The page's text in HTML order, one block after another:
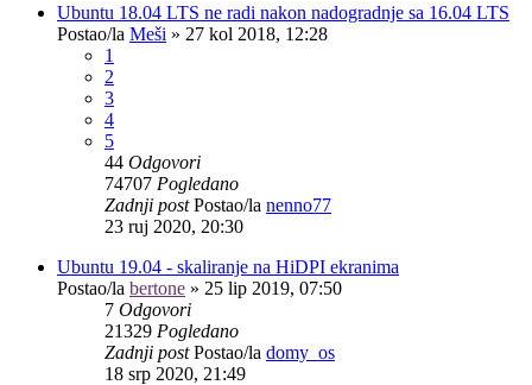
Ubuntu 18.04 LTS ne radi nakon nadogradnje sa 16.04 LTS
Postao/la Meši » 27 kol 2018, 12:28
1
2
3
4
5
44 Odgovori
74707 Pogledano
Zadnji postPostao/la nenno77
23 ruj 2020, 20:30
Ubuntu 19.04 - skaliranje na HiDPI ekranima
Postao/la bertone » 25 lip 2019, 07:50
7 Odgovori
21329 Pogledano
Zadnji postPostao/la domy_os
18 srp 2020, 21:49